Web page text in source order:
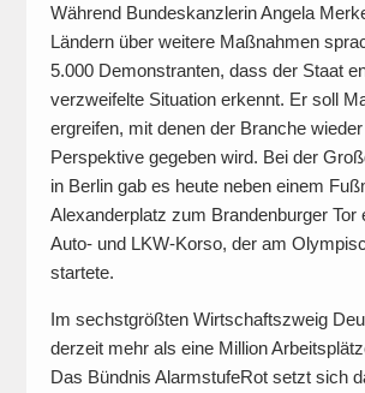
Während Bundeskanzlerin Angela
Ländern über weitere Maßnahmen
5.000 Demonstranten, dass der Staat
verzweifelte Situation erkennt. Er soll
ergreifen, mit denen der Branche
Perspektive gegeben wird. Bei der
in Berlin gab es heute neben einem
Alexanderplatz zum Brandenburger Tor
Auto- und LKW-Korso, der am
startete.
Im sechstgrößten Wirtschaftszweig
derzeit mehr als eine Million
Das Bündnis AlarmstufeRot setzt sich